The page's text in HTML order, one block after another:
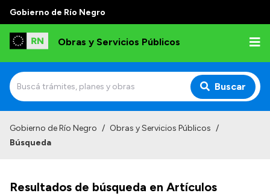
Gobierno de Río Negro
Obras y Servicios Públicos
Buscar
Gobierno de Río Negro / Obras y Servicios Públicos /
Búsqueda
Resultados de búsqueda en Artículos